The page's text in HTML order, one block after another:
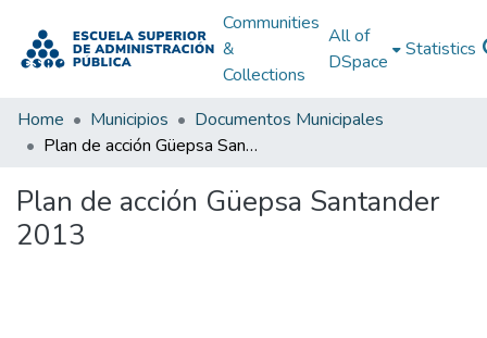
Communities
&
Collections
All of
DSpace
Statistics
Home Municipios
Documentos Municipales
Plan de acción Güepsa Santander 2013
Plan de acción Güepsa Santander
2013